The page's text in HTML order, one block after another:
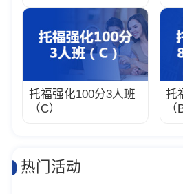
托福强化100分3人班
（C）
托
（
热门活动